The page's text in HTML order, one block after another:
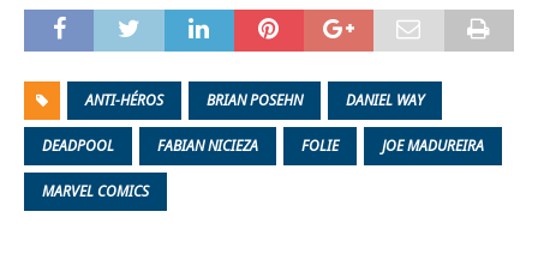
ANTI-HÉROS BRIAN POSEHN DANIEL WAY
DEADPOOL FABIAN NICIEZA FOLIE JOE MADUREIRA
MARVEL COMICS